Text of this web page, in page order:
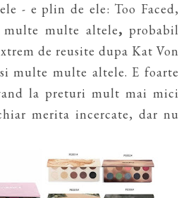
- e plin de ele: Too Faced,
multe multe altele, probabil
de reusite dupa Kat Von
multe multe altele. E foarte
la preturi mult mai mici
merita incercate, dar nu